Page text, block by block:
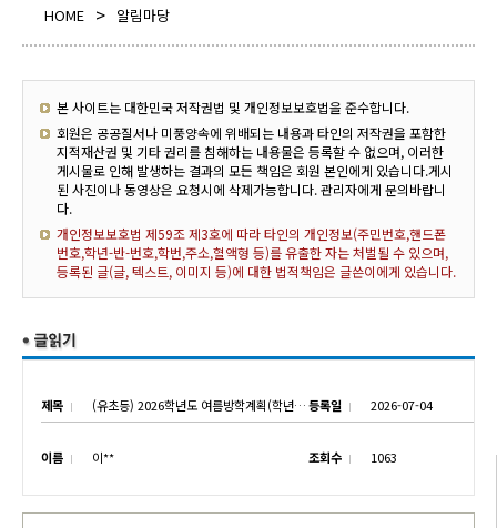
HOME > 알림마당
본 사이트는 대한민국 저작권법 및 개인정보보호법을 준수합니다.
회원은 공공질서나 미풍양속에 위배되는 내용과 타인의 저작권을 포함한
지적재산권 및 기타 권리를 침해하는 내용물은 등록할 수 없으며, 이러한
게시물로 인해 발생하는 결과의 모든 책임은 회원 본인에게 있습니다.게시
된 사진이나 동영상은 요청시에 삭제가능합니다. 관리자에게 문의바랍니
다.
개인정보보호법 제59조 제3호에 따라 타인의 개인정보(주민번호,핸드폰
번호,학년-반-번호,학번,주소,혈액형 등)를 유출한 자는 처벌될 수 있으며,
등록된 글(글, 텍스트, 이미지 등)에 대한 법적책임은 글쓴이에게 있습니다.
제목 (유초등) 2026학년도 여름방학계획(학년별)등록일 2026-07-04
이름 이** 조회수 1063